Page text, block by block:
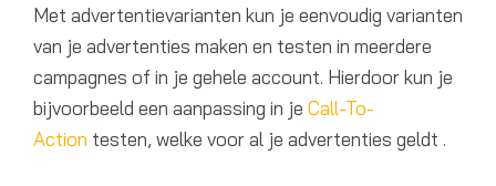
Met advertentievarianten kun je eenvoudig varianten
van je advertenties maken en testen in meerdere
campagnes of in je gehele account. Hierdoor kun je
bijvoorbeeld een aanpassing in je Call-To-
Action testen, welke voor al je advertenties geldt .